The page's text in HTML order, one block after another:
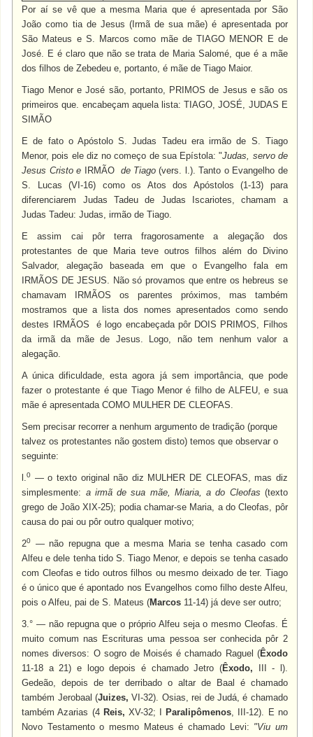
Por aí se vê que a mesma Maria que é apresentada por São
João como tia de Jesus (Irmã de sua mãe) é apresentada por
São Mateus e S. Marcos como mãe de TIAGO MENOR E de
José. E é claro que não se trata de Maria Salomé, que é a mãe
dos filhos de Zebedeu e, portanto, é mãe de Tiago Maior.
Tiago Menor e José são, portanto, PRIMOS de Jesus e são os
primeiros que. encabeçam aquela lista: TIAGO, JOSÉ, JUDAS E
SIMÃO
E de fato o Apóstolo S. Judas Tadeu era irmão de S. Tiago
Menor, pois ele diz no começo de sua Epístola: "Judas, servo de
Jesus Cristo e IRMÃO de Tiago (vers. l.). Tanto o Evangelho de
S. Lucas (VI-16) como os Atos dos Apóstolos (1-13) para
diferenciarem Judas Tadeu de Judas Iscariotes, chamam a
Judas Tadeu: Judas, irmão de Tiago.
E assim cai pôr terra fragorosamente a alegação dos
protestantes de que Maria teve outros filhos além do Divino
Salvador, alegação baseada em que o Evangelho fala em
IRMÃOS DE JESUS.
Não só provamos que entre os hebreus se
chamavam IRMÃOS
os parentes próximos, mas também
mostramos que a lista dos nomes apresentados como sendo
destes
IRMÃOSé logo encabeçada pôr DOIS PRIMOS, Filhos
da irmã da mãe de Jesus. Logo, não tem nenhum valor a
alegação.
A única dificuldade, esta agora já sem importância, que pode
fazer o protestante é que Tiago Menor é filho de ALFEU,e sua
mãe é apresentada COMO MULHER DE CLEOFAS.
Sem precisar recorrer a nenhum argumento de tradição (porque
talvez os protestantes não gostem disto) temos que observar o
seguinte:
l.0 — o texto original não diz MULHER DE CLEOFAS ,mas diz
simplesmente: a irmã de sua mãe, Miaria, a do Cleofas (texto
grego de João XIX-25); podia chamar-se Maria, a do Cleofas, pôr
causa do pai ou pôr outro qualquer motivo;
20
— não repugna que a mesma Maria se tenha casado com
Alfeu e dele tenha tido S. Tiago Menor, e depois se tenha casado
com Cleofas e tido outros filhos ou mesmo deixado de ter. Tiago
é o único que é apontado nos Evangelhos como filho deste Alfeu,
pois o Alfeu, pai de S. Mateus (Marcos 11-14) já deve ser outro;
3.° — não repugna que o próprio Alfeu seja o mesmo Cleofas. É
muito comum nas Escrituras uma pessoa ser conhecida pôr 2
nomes diversos: O sogro de Moisés é chamado Raguel (Êxodo
11-18 a 21) e logo depois é chamado Jetro (Êxodo,
III - l).
Gedeão, depois de ter derribado o altar de Baal é chamado
também Jerobaal (Juizes, VI-32). Osias, rei de Judá, é chamado
também Azarias (4 Reis, XV-32; I Paralipômenos , III-12). E no
Novo Testamento o mesmo Mateus é chamado Levi: "Viu um